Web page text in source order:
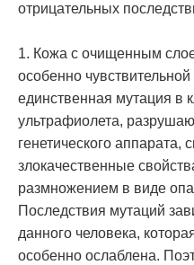
отрицательных
1. Кожа с очищенным
особенно
единственная мутация в
ультрафиолета,
генетического аппарата,
злокачественные
размножением в виде
Последствия мутаций
данного человека,
особенно ослаблена.